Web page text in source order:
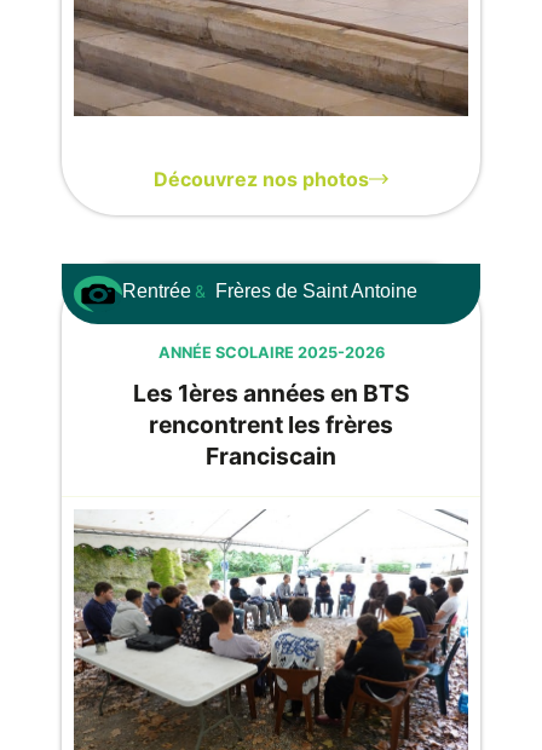
Découvrez nos photos
Rentrée & Frères de Saint Antoine
ANNÉE SCOLAIRE 2025-2026
Les 1ères années en BTS
rencontrent les frères
Franciscain